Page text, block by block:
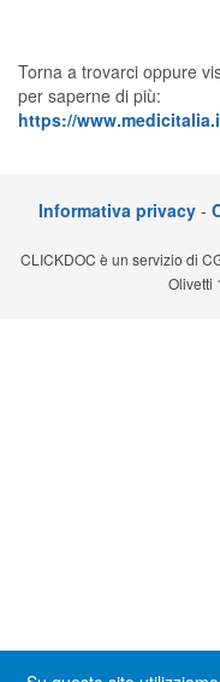
Prenotazioni
Planner e
Teleconsulto
Torna a trovarci oppure
per saperne di più:
https://
Informativa privacy -
CLICKDOC è un servizio di
Olivetti